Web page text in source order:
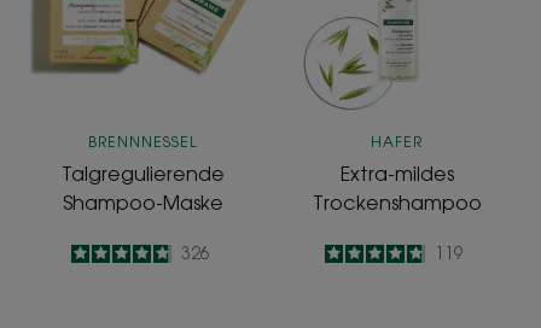
BRENNNESSEL
Talgregulierende
Shampoo-Maske
4.8
/
5
326
HAFER
Extra-mildes
Trockenshampoo
4.8
/5119